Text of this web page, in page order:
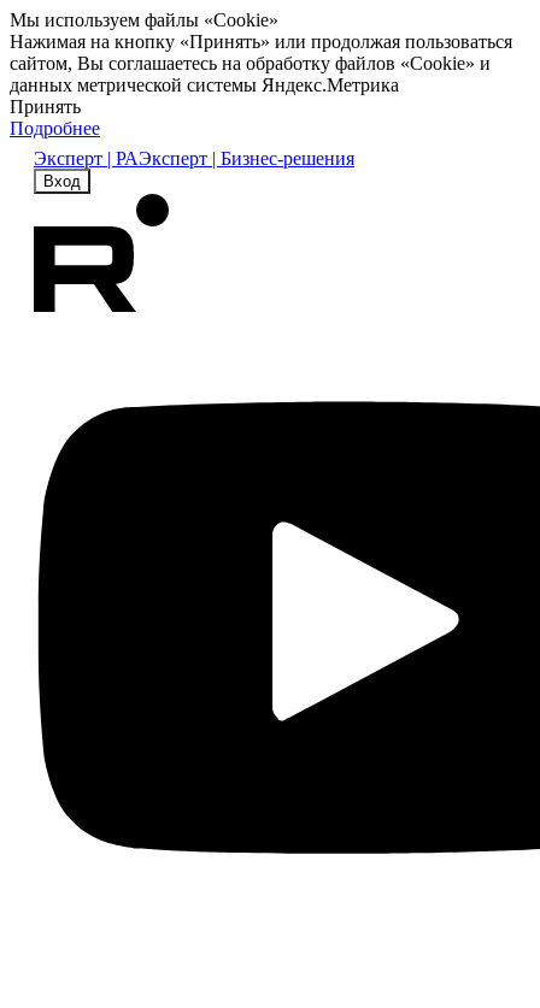
Мы используем файлы «Cookie»
Нажимая на кнопку «Принять» или продолжая пользоваться
сайтом, Вы соглашаетесь на обработку файлов «Cookie» и
данных метрической системы Яндекс.Метрика
Принять
Подробнее
Эксперт | РАЭксперт | Бизнес-решения
Вход